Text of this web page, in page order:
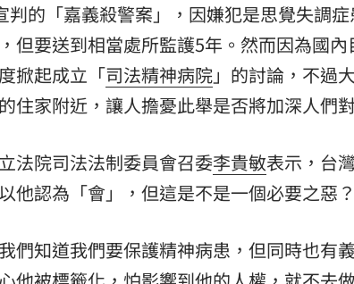
：13種癌症風險下降41% 16:27
「戳洞狂親」！對方求饒 16:26
摸臀 噁男辯兩人是同居 16:26
城市」最慘 高溫日冠全台
！1張照吸萬人朝聖 16:25
母出席婚禮 老闆怒開除 16:21
判的「嘉義殺警案」，因嫌犯是思覺失調
但要送到相當處所監護5年。然而因為國
掀起成立「司法精神病院」的討論，不過
住家附近，讓人擔憂此舉是否將加深人們對
法院司法法制委員會召委李貴敏表示，台
他認為「會」，但這是不是一個必要之惡
們知道我們要保護精神病患，但同時也有